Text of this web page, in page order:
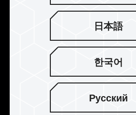
強化電源管理晶片
T-FORCE DELTA RGB DDR5
配使用專業導熱矽膠，強化電源
熱設計，有效降低熱源，穩定電
日本語
한국어
Русский